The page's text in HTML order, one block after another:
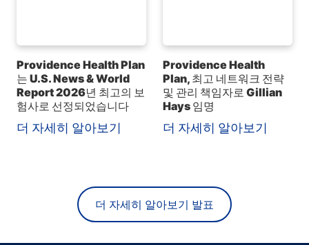
Providence Health Plan
는 U.S. News & World
Report 2026년 최고의 보
험사로 선정되었습니다
더 자세히 알아보기
Providence Health
Plan, 최고 네트워크 전략
및 관리 책임자로 Gillian
Hays 임명
더 자세히 알아보기
더 자세히 알아보기 발표